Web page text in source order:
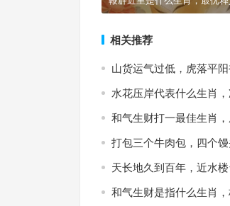
相关推荐
山货运气过低，虎落平
水花压岸代表什么生肖
和气生财打一最佳生肖
打包三个牛肉包，四个
天长地久到百年，近水
和气生财是指什么生肖